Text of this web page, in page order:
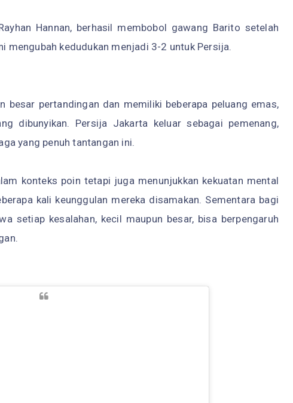
Hannan, berhasil membobol gawang Barito setelah
mengubah kedudukan menjadi 3-2 untuk Persija.
besar pertandingan dan memiliki beberapa peluang emas,
dibunyikan. Persija Jakarta keluar sebagai pemenang,
yang penuh tantangan ini.
konteks poin tetapi juga menunjukkan kekuatan mental
kali keunggulan mereka disamakan. Sementara bagi
setiap kesalahan, kecil maupun besar, bisa berpengaruh